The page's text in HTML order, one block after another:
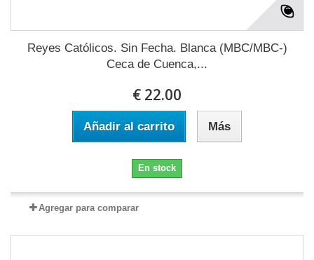
Reyes Católicos. Sin Fecha. Blanca (MBC/MBC-)
Ceca de Cuenca,...
€ 22.00
Añadir al carrito Más
En stock
Agregar para comparar